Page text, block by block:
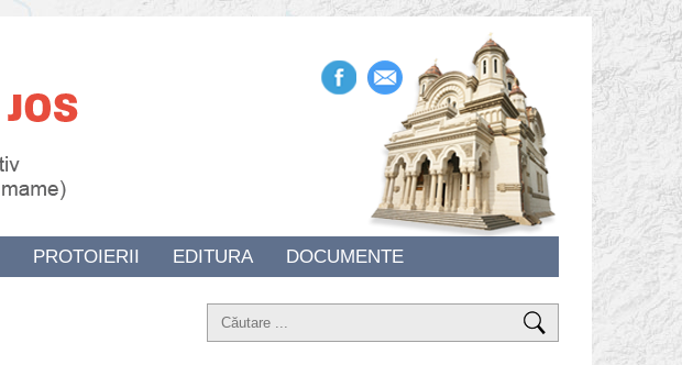
PROTOIERII EDITURA DOCUMENTE